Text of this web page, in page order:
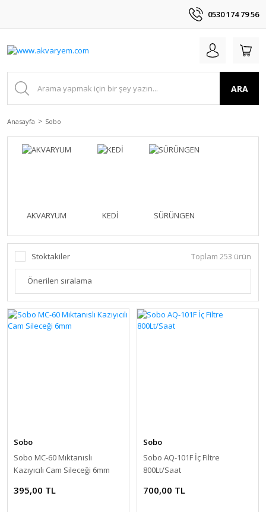
0530 174 79 56
ARA
Anasayfa Sobo
AKVARYUM KEDİ SÜRÜNGEN
Stoktakiler Toplam 253 ürün
Sobo
Sobo MC-60 Mıktanıslı
Kazıyıcılı Cam Sileceği 6mm
395,00 TL
Sobo
Sobo AQ-101F İç Filtre
800Lt/Saat
700,00 TL